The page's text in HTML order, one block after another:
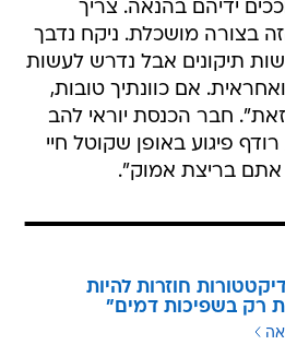
ידיהם בהנאה. צריך
בצורה מושכלת. ניקח נדבך
תיקונים אבל נדרש לעשות
אם כוונתיך טובות,
חבר הכנסת יוראי להב
רודף פיגוע באופן שקוטל חיי
אתם בריצת אמוק".
חוזרות להיות
רק בשפיכות דמים"